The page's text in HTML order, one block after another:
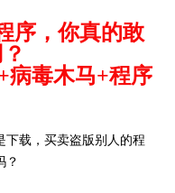
序，你真的敢
病毒木马+程序
下载，买卖盗版别人的程
？